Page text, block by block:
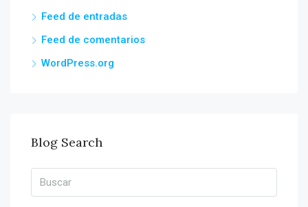
Feed de entradas
Feed de comentarios
WordPress.org
Blog Search